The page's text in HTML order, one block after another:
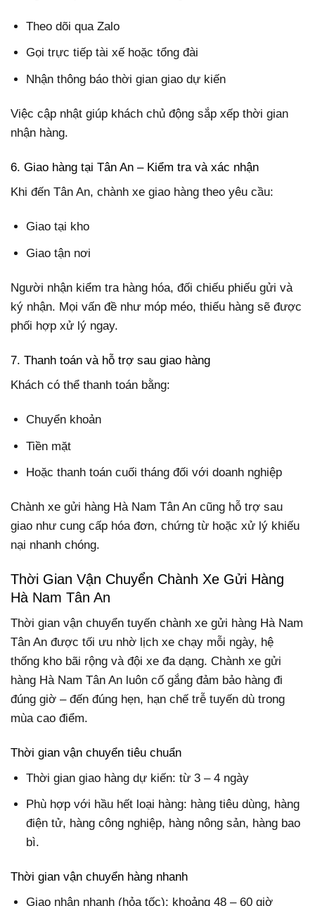
Theo dõi qua Zalo
Gọi trực tiếp tài xế hoặc tổng đài
Nhận thông báo thời gian giao dự kiến
Việc cập nhật giúp khách chủ động sắp xếp thời gian
nhận hàng.
6. Giao hàng tại Tân An – Kiểm tra và xác nhận
Khi đến Tân An, chành xe giao hàng theo yêu cầu:
Giao tại kho
Giao tận nơi
Người nhận kiểm tra hàng hóa, đối chiếu phiếu gửi và
ký nhận. Mọi vấn đề như móp méo, thiếu hàng sẽ được
phối hợp xử lý ngay.
7. Thanh toán và hỗ trợ sau giao hàng
Khách có thể thanh toán bằng:
Chuyển khoản
Tiền mặt
Hoặc thanh toán cuối tháng đối với doanh nghiệp
Chành xe gửi hàng Hà Nam Tân An cũng hỗ trợ sau
giao như cung cấp hóa đơn, chứng từ hoặc xử lý khiếu
nại nhanh chóng.
Thời Gian Vận Chuyển Chành Xe Gửi Hàng
Hà Nam Tân An
Thời gian vận chuyển tuyến chành xe gửi hàng Hà Nam
Tân An được tối ưu nhờ lịch xe chạy mỗi ngày, hệ
thống kho bãi rộng và đội xe đa dạng. Chành xe gửi
hàng Hà Nam Tân An luôn cố gắng đảm bảo hàng đi
đúng giờ – đến đúng hẹn, hạn chế trễ tuyến dù trong
mùa cao điểm.
Thời gian vận chuyển tiêu chuẩn
Thời gian giao hàng dự kiến: từ 3 – 4 ngày
Phù hợp với hầu hết loại hàng: hàng tiêu dùng, hàng
điện tử, hàng công nghiệp, hàng nông sản, hàng bao
bì.
Thời gian vận chuyển hàng nhanh
Giao nhận nhanh (hỏa tốc): khoảng 48 – 60 giờ